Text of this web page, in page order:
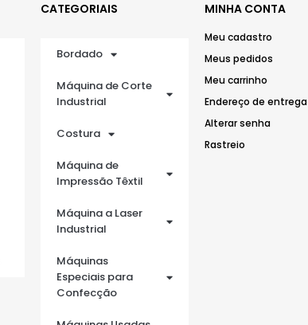
CATEGORIAIS
Bordado
Máquina de Corte
Industrial
Costura
Máquina de
Impressão Têxtil
Máquina a Laser
Industrial
Máquinas
Especiais para
Confecção
MINHA CONTA
Meu cadastro
Meus pedidos
Meu carrinho
Endereço de entrega
Alterar senha
Rastreio